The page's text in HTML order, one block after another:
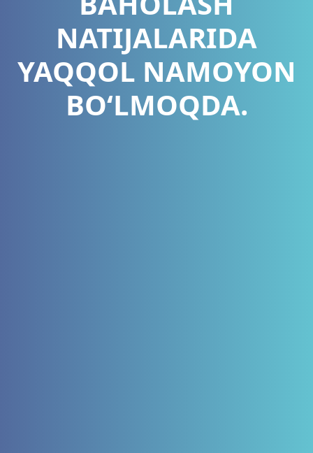
NATIJALARIDA
YAQQOL NAMOYON
BO‘LMOQDA.